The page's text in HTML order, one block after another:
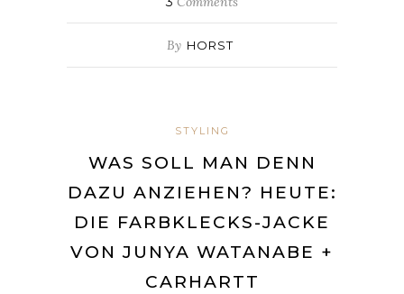
By HORST
STYLING
WAS SOLL MAN DENN
DAZU ANZIEHEN? HEUTE:
DIE FARBKLECKS-JACKE
VON JUNYA WATANABE +
CARHARTT